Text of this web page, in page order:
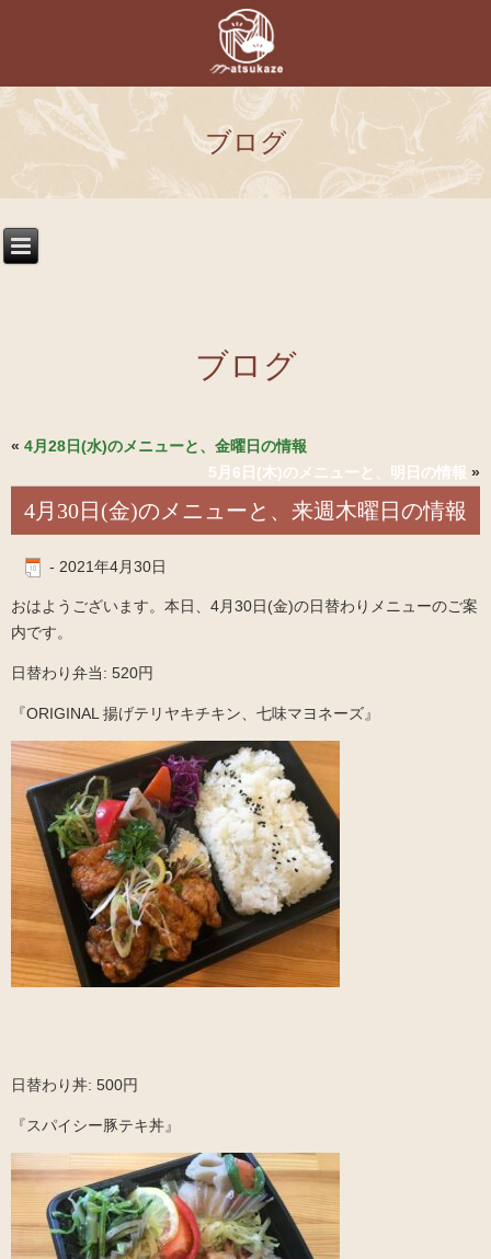
ブログ
ブログ
« 4月28日(水)のメニューと、金曜日の情報
5月6日(木)のメニューと、明日の情報 »
4月30日(金)のメニューと、来週木曜日の情報
- 2021年4月30日
おはようございます。本日、4月30日(金)の日替わりメニューのご案
内です。
日替わり弁当: 520円
『ORIGINAL 揚げテリヤキチキン、七味マヨネーズ』
日替わり丼: 500円
『スパイシー豚テキ丼』